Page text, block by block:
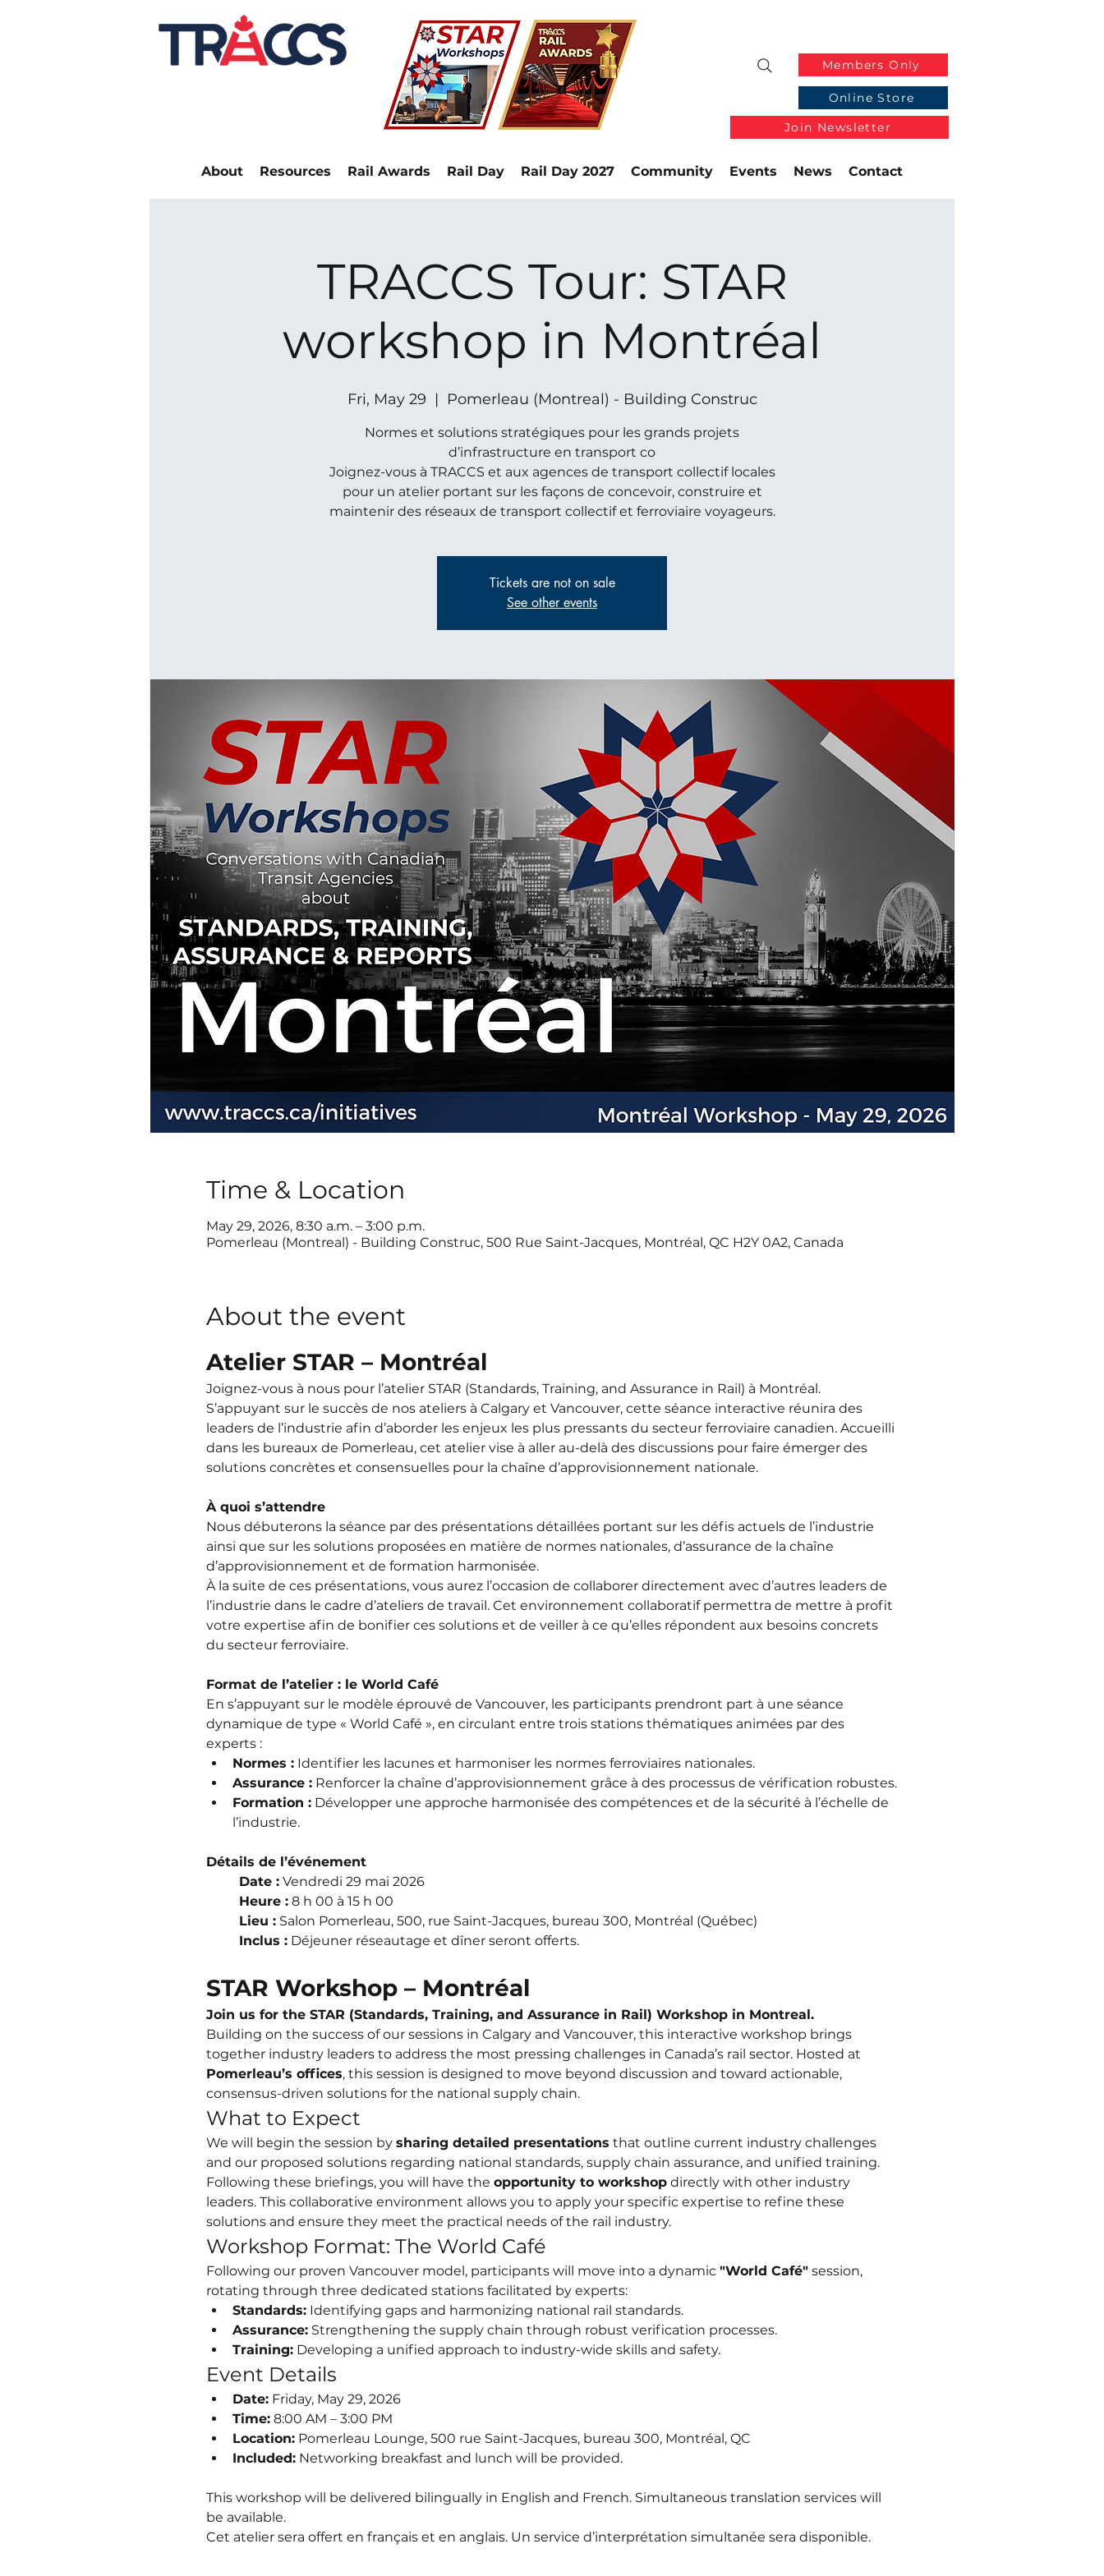
Members Only
Online Store
Join Newsletter
About Resources Rail Awards Rail Day Rail Day 2027 Community Events News Contact
TRACCS Tour: STAR
workshop in Montréal
Fri, May 29
  |
Pomerleau (Montreal) - Building Construc
Normes et solutions stratégiques pour les grands projets
d’infrastructure en transport co
Joignez-vous à TRACCS et aux agences de transport collectif locales
pour un atelier portant sur les façons de concevoir, construire et
maintenir des réseaux de transport collectif et ferroviaire voyageurs.
Tickets are not on sale
See other events
Time & Location
May 29, 2026, 8:30 a.m. – 3:00 p.m.
Pomerleau (Montreal) - Building Construc, 500 Rue Saint-Jacques, Montréal, QC H2Y 0A2, Canada
About the event
Atelier STAR – Montréal
Joignez-vous à nous pour l’atelier STAR (Standards, Training, and Assurance in Rail) à Montréal.
S’appuyant sur le succès de nos ateliers à Calgary et Vancouver, cette séance interactive réunira des
leaders de l’industrie afin d’aborder les enjeux les plus pressants du secteur ferroviaire canadien. Accueilli
dans les bureaux de Pomerleau, cet atelier vise à aller au-delà des discussions pour faire émerger des
solutions concrètes et consensuelles pour la chaîne d’approvisionnement nationale.
À quoi s’attendre
Nous débuterons la séance par des présentations détaillées portant sur les défis actuels de l’industrie
ainsi que sur les solutions proposées en matière de normes nationales, d’assurance de la chaîne
d’approvisionnement et de formation harmonisée.
À la suite de ces présentations, vous aurez l’occasion de collaborer directement avec d’autres leaders de
l’industrie dans le cadre d’ateliers de travail. Cet environnement collaboratif permettra de mettre à profit
votre expertise afin de bonifier ces solutions et de veiller à ce qu’elles répondent aux besoins concrets
du secteur ferroviaire.
Format de l’atelier : le World Café
En s’appuyant sur le modèle éprouvé de Vancouver, les participants prendront part à une séance
dynamique de type « World Café », en circulant entre trois stations thématiques animées par des
experts :
Normes : Identifier les lacunes et harmoniser les normes ferroviaires nationales.
Assurance : Renforcer la chaîne d’approvisionnement grâce à des processus de vérification robustes.
Formation : Développer une approche harmonisée des compétences et de la sécurité à l’échelle de
l’industrie.
Détails de l’événement
Date : Vendredi 29 mai 2026
Heure : 8 h 00 à 15 h 00
Lieu : Salon Pomerleau, 500, rue Saint-Jacques, bureau 300, Montréal (Québec)
Inclus : Déjeuner réseautage et dîner seront offerts.
STAR Workshop – Montréal
Join us for the STAR (Standards, Training, and Assurance in Rail) Workshop in Montreal.
Building on the success of our sessions in Calgary and Vancouver, this interactive workshop brings
together industry leaders to address the most pressing challenges in Canada’s rail sector. Hosted at
Pomerleau’s offices, this session is designed to move beyond discussion and toward actionable,
consensus-driven solutions for the national supply chain.
What to Expect
We will begin the session by sharing detailed presentations that outline current industry challenges
and our proposed solutions regarding national standards, supply chain assurance, and unified training.
Following these briefings, you will have the opportunity to workshop directly with other industry
leaders. This collaborative environment allows you to apply your specific expertise to refine these
solutions and ensure they meet the practical needs of the rail industry.
Workshop Format: The World Café
Following our proven Vancouver model, participants will move into a dynamic "World Café" session,
rotating through three dedicated stations facilitated by experts:
Standards: Identifying gaps and harmonizing national rail standards.
Assurance: Strengthening the supply chain through robust verification processes.
Training: Developing a unified approach to industry-wide skills and safety.
Event Details
Date: Friday, May 29, 2026
Time: 8:00 AM – 3:00 PM
Location: Pomerleau Lounge, 500 rue Saint-Jacques, bureau 300, Montréal, QC
Included: Networking breakfast and lunch will be provided.
This workshop will be delivered bilingually in English and French. Simultaneous translation services will
be available.
Cet atelier sera offert en français et en anglais. Un service d’interprétation simultanée sera disponible.